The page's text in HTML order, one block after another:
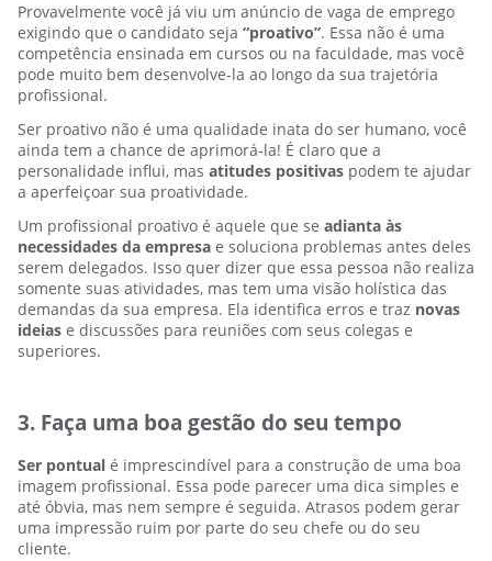
Provavelmente você já viu um anúncio de vaga de emprego
exigindo que o candidato seja “proativo”. Essa não é uma
competência ensinada em cursos ou na faculdade, mas você
pode muito bem desenvolve-la ao longo da sua trajetória
profissional.
Ser proativo não é uma qualidade inata do ser humano, você
ainda tem a chance de aprimorá-la! É claro que a
personalidade influi, mas atitudes positivas podem te ajudar
a aperfeiçoar sua proatividade.
Um profissional proativo é aquele que se adianta às
necessidades da empresa e soluciona problemas antes deles
serem delegados. Isso quer dizer que essa pessoa não realiza
somente suas atividades, mas tem uma visão holística das
demandas da sua empresa. Ela identifica erros e traz novas
ideias e discussões para reuniões com seus colegas e
superiores.
3. Faça uma boa gestão do seu tempo
Ser pontual é imprescindível para a construção de uma boa
imagem profissional. Essa pode parecer uma dica simples e
até óbvia, mas nem sempre é seguida. Atrasos podem gerar
uma impressão ruim por parte do seu chefe ou do seu
cliente.